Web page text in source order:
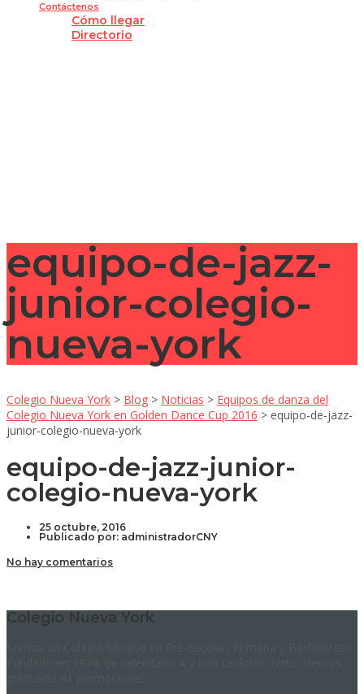
Contáctenos
Cómo llegar
Directorio
equipo-de-jazz-
junior-colegio-
nueva-york
Colegio Nueva York > Blog > Noticias > Equipos de danza del
Colegio Nueva York en Golden Dance Cup 2016 > equipo-de-jazz-
junior-colegio-nueva-york
equipo-de-jazz-junior-
colegio-nueva-york
25 octubre, 2016
Publicado por: administradorCNY
No hay comentarios
Colegio Nueva York